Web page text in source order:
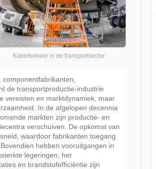
Kabelbeheer in de transportsector
de transportproductie-industrie
vereisten en marktdynamiek, maar
In de afgelopen decennia
markten zijn productie- en
verschuiven. De opkomst van
waardoor fabrikanten toegang
hebben vooruitgangen in
legeringen, het
en brandstofefficiëntie zijn